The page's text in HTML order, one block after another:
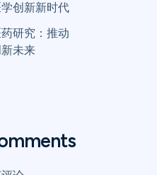
创新新时代
研究：推动
未来